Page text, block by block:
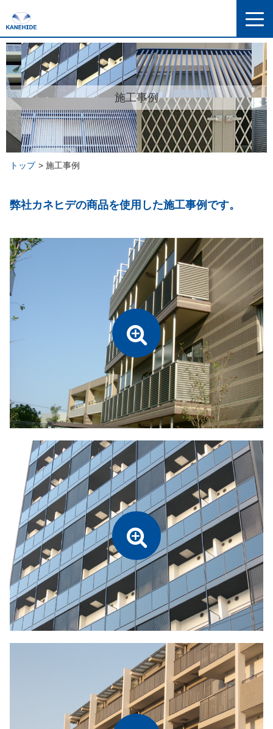
施工事例
トップ 施工事例
弊社カネヒデの商品を使用した施工事例です。